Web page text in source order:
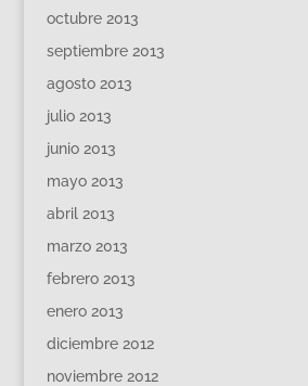
octubre 2013
septiembre 2013
agosto 2013
julio 2013
junio 2013
mayo 2013
abril 2013
marzo 2013
febrero 2013
enero 2013
diciembre 2012
noviembre 2012